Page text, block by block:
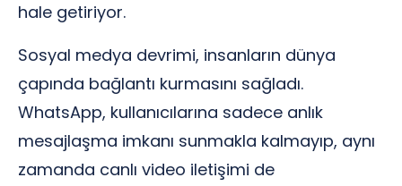
hale getiriyor.
Sosyal medya devrimi, insanların dünya
çapında bağlantı kurmasını sağladı.
WhatsApp, kullanıcılarına sadece anlık
mesajlaşma imkanı sunmakla kalmayıp, aynı
zamanda canlı video iletişimi de